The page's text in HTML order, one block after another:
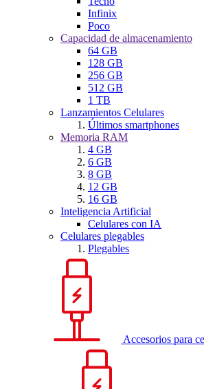
Infinix
Poco
Capacidad de almacenamiento
64 GB
128 GB
256 GB
512 GB
1 TB
Lanzamientos Celulares
Últimos smartphones
Memoria RAM
4 GB
6 GB
8 GB
12 GB
16 GB
Inteligencia Artificial
Celulares con IA
Celulares plegables
Plegables
Accesorios para